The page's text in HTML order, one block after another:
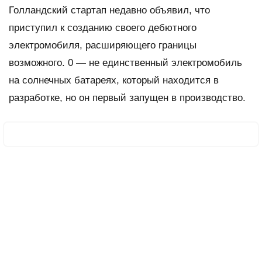
Голландский стартап недавно объявил, что
приступил к созданию своего дебютного
электромобиля, расширяющего границы
возможного. 0 — не единственный электромобиль
на солнечных батареях, который находится в
разработке, но он первый запущен в производство.